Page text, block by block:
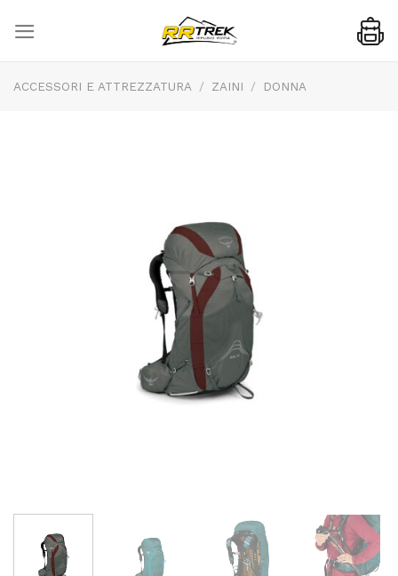
content
ACCESSORI E ATTREZZATURA / ZAINI / DONNA